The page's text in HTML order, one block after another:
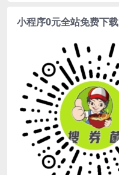
小程序0元全站免费下载